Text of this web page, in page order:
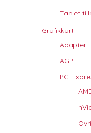
Tablet
Grafikkort
Adapter
AGP
PCI-